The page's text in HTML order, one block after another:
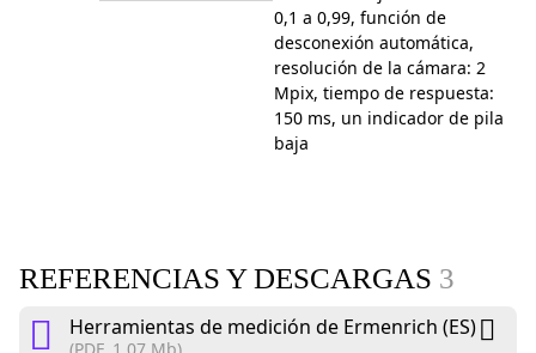
0,1 a 0,99, función de
desconexión automática,
resolución de la cámara: 2
Mpix, tiempo de respuesta:
150 ms, un indicador de pila
baja
REFERENCIAS Y DESCARGAS 3
Herramientas de medición de Ermenrich (ES)